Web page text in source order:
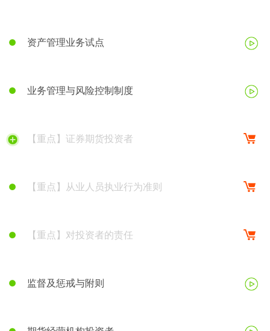
资产管理业务试点
业务管理与风险控制制度
【重点】证券期货投资者
【重点】从业人员执业行为准则
【重点】对投资者的责任
监督及惩戒与附则